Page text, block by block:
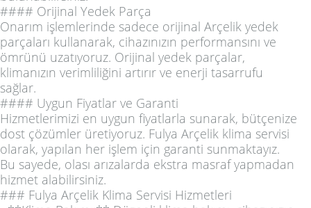
#### Orijinal Yedek Parça
Onarım işlemlerinde sadece orijinal Arçelik yedek
parçaları kullanarak, cihazınızın performansını ve
ömrünü uzatıyoruz. Orijinal yedek parçalar,
klimanızın verimliliğini artırır ve enerji tasarrufu
sağlar.
#### Uygun Fiyatlar ve Garanti
Hizmetlerimizi en uygun fiyatlarla sunarak, bütçenize
dost çözümler üretiyoruz. Fulya Arçelik klima servisi
olarak, yapılan her işlem için garanti sunmaktayız.
Bu sayede, olası arızalarda ekstra masraf yapmadan
hizmet alabilirsiniz.
### Fulya Arçelik Klima Servisi Hizmetleri